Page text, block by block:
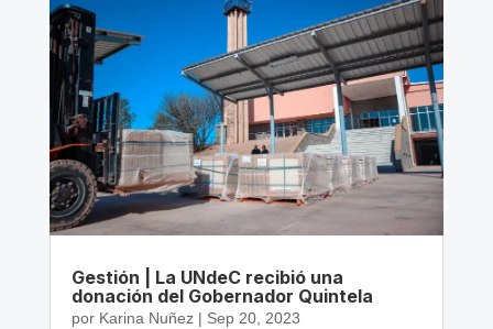
Gestión | La UNdeC recibió una
donación del Gobernador Quintela
por Karina Nuñez| Sep 20, 2023